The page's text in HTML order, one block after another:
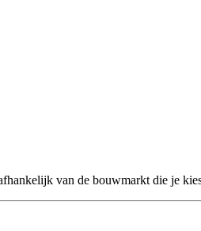
van de bouwmarkt die je